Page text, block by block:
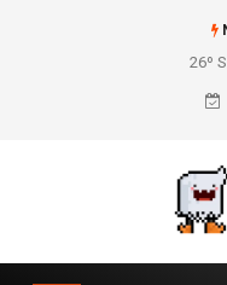
26º Salón Manga Jerez